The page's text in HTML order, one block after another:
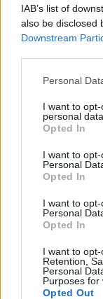
IAB’s list of
also be disclosed
Downstream
Personal
I want to
personal data.
Opted In
I want to
Personal
Opted In
I want to
Personal
Opted In
I want to opt-
Retention,
Personal
Purposes for
Opted Out